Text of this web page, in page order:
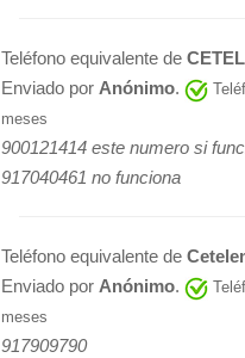
Teléfono equivalente de
Enviado por Anónimo.
meses
900121414 este numero si
917040461 no funciona
Teléfono equivalente de
Enviado por Anónimo.
meses
917909790